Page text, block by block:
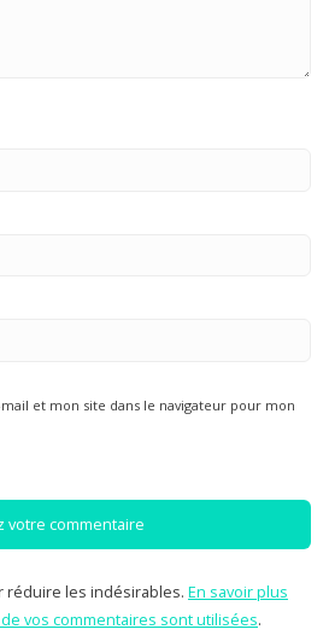
et mon site dans le navigateur pour mon
réduire les indésirables. En savoir plus
vos commentaires sont utilisées.